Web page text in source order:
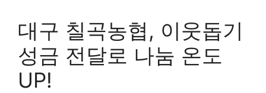
대구 칠곡농협, 이웃돕기
성금 전달로 나눔 온도
UP!